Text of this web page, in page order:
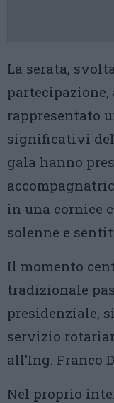
La serata,
rappresentato
significativi
gala hanno
in una cornice
solenne e
Il momento
tradizionale
presidenziale,
servizio
all’Ing. Franco
Nel proprio